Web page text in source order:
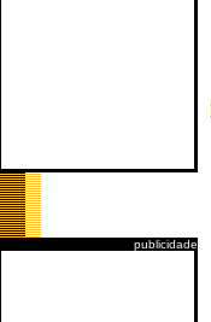
publicidade